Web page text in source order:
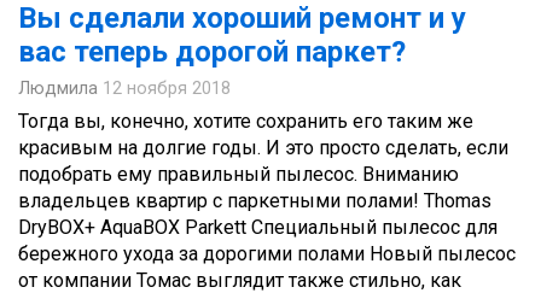
Вы сделали хороший ремонт и у
вас теперь дорогой паркет?
Людмила 12 ноября 2018
Тогда вы, конечно, хотите сохранить его таким же
красивым на долгие годы. И это просто сделать, если
подобрать ему правильный пылесос. Вниманию
владельцев квартир с паркетными полами! Thomas
DryBOX+ AquaBOX Parkett Специальный пылесос для
бережного ухода за дорогими полами Новый пылесос
от компании Томас выглядит также стильно, как